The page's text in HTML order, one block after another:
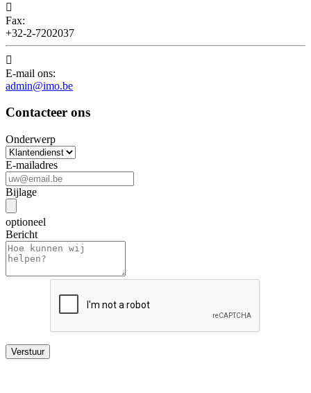

Fax:
+32-2-7202037

E-mail ons:
admin@imo.be
Contacteer ons
Onderwerp
E-mailadres
Bijlage
optioneel
Bericht